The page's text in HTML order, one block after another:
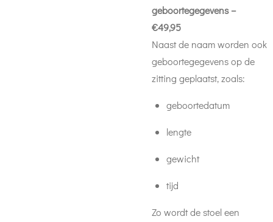
geboortegegevens –
€49,95
Naast de naam worden ook
geboortegegevens op de
zitting geplaatst, zoals:
geboortedatum
lengte
gewicht
tijd
Zo wordt de stoel een